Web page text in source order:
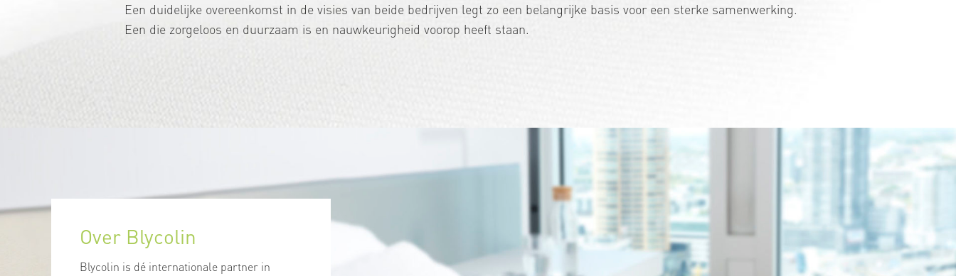
Een duidelijke overeenkomst in de visies van beide bedrijven legt zo een belangrijke basis voor een sterke samenwerking.
Een die zorgeloos en duurzaam is en nauwkeurigheid voorop heeft staan.
Over Blycolin
Blycolin is dé internationale partner in